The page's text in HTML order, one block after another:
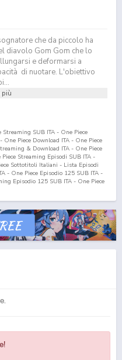
che da piccolo ha
diavolo Gom Gom che lo
e deformarsi a
di nuotare. L'obiettivo
più
Streaming SUB ITA - One Piece
Piece Download ITA - One Piece
& Download ITA - One Piece
Streaming Episodi SUB ITA -
Sottotitoli Italiani - Lista Episodi
- One Piece Episodio 125 SUB ITA -
Episodio 125 SUB ITA - One Piece